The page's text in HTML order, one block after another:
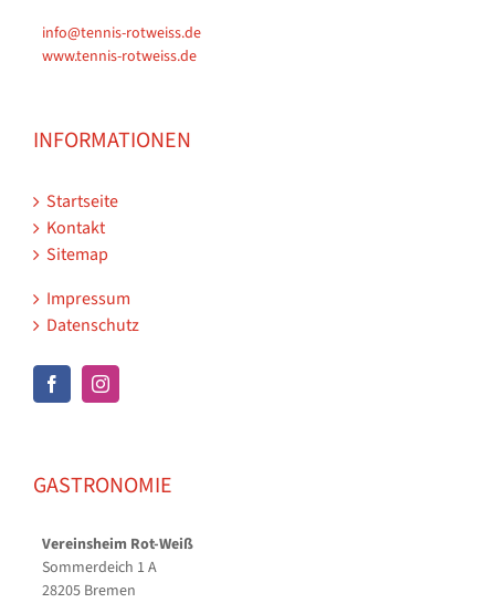
info@tennis-rotweiss.de
www.tennis-rotweiss.de
INFORMATIONEN
Startseite
Kontakt
Sitemap
Impressum
Datenschutz
GASTRONOMIE
Vereinsheim Rot-Weiß
Sommerdeich 1 A
28205 Bremen